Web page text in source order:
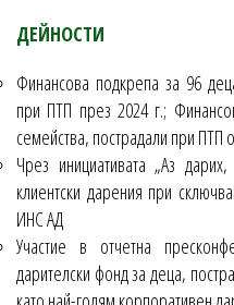
ДЕЙНОСТИ
Финансова подкрепа за 96
при ПТП през 2024 г.;
семейства, пострадали при ПТП
Чрез инициативата „Аз
клиентски дарения при
ИНС АД
Участие в отчетна
дарителски фонд за деца,